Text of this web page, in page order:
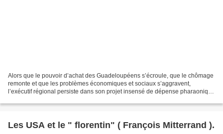
Alors que le pouvoir d’achat des Guadeloupéens s’écroule, que le chômage
remonte et que les problèmes économiques et sociaux s’aggravent,
l’exécutif régional persiste dans son projet insensé de dépense pharaonique
Les USA et le " florentin" ( François Mitterrand ).